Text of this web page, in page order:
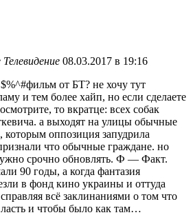
08.03.2017 в 19:16
от БТ? не хочу тут
и тем более хайп, но если сделаете
то вкратце: всех собак
а выходят на улицы обычные
оппозиция запудрила
что обычные граждане. но
срочно обновлять. Ф — Факт.
90 годы, а когда фантазия
в фонд кино украины и оттуда
всё заклинаниями о том что
и чтобы было как там…